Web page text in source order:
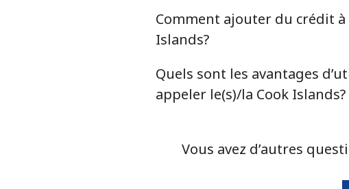
Mobile
Santiago ⁦2.2c⁩
China
Ligne fixe
Comment ajouter du crédit
Islands?
Quels sont les avantages
appeler le(s)/la Cook Islands?
Vous avez d’autres